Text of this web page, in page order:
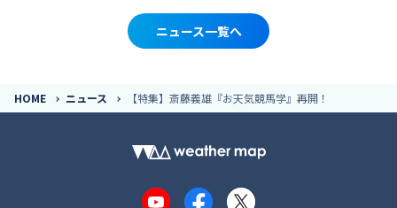
ニュース一覧へ
HOME ニュース 【特集】斎藤義雄『お天気競馬学』再開！